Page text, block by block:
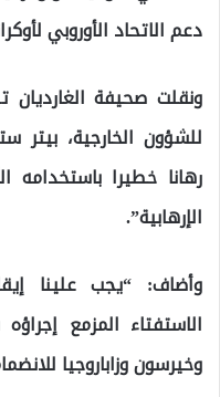
دعم الاتحاد الأوروبي
ونقلت صحيفة الغارديان
للشؤون الخارجية،
رهانا خطيرا باستخدامه
الإرهابية”.
وأضاف: “يجب علينا
الاستفتاء المزمع
وخيرسون وزاباروجيا